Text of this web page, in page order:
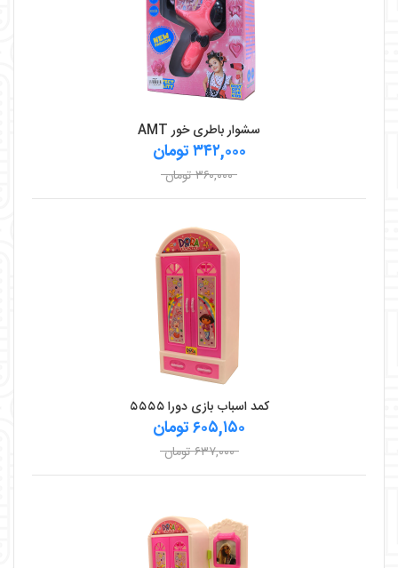
سشوار باطری خور AMT
۳۴۲,۰۰۰ تومان
۳۶۰,۰۰۰ تومان
کمد اسباب بازی دورا ۵۵۵۵
۶۰۵,۱۵۰ تومان
۶۳۷,۰۰۰ تومان